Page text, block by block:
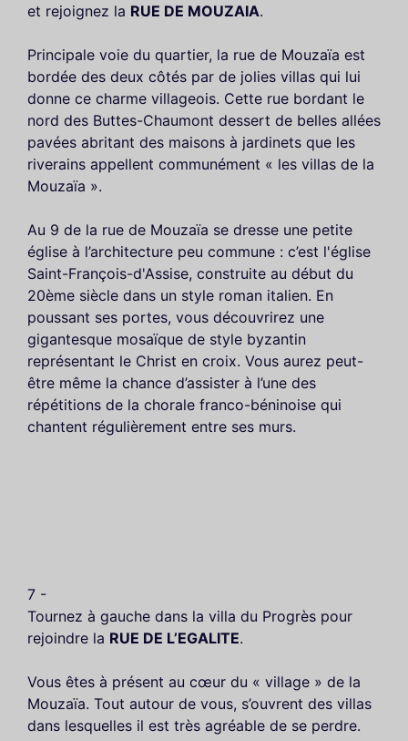
et rejoignez la RUE DE MOUZAIA.
Principale voie du quartier, la rue de Mouzaïa est
bordée des deux côtés par de jolies villas qui lui
donne ce charme villageois. Cette rue bordant le
nord des Buttes-Chaumont dessert de belles allées
pavées abritant des maisons à jardinets que les
riverains appellent communément « les villas de la
Mouzaïa ».
Au 9 de la rue de Mouzaïa se dresse une petite
église à l’architecture peu commune : c’est l'église
Saint-François-d'Assise, construite au début du
20ème siècle dans un style roman italien. En
poussant ses portes, vous découvrirez une
gigantesque mosaïque de style byzantin
représentant le Christ en croix. Vous aurez peut-
être même la chance d’assister à l’une des
répétitions de la chorale franco-béninoise qui
chantent régulièrement entre ses murs.
7 -
Tournez à gauche dans la villa du Progrès pour
rejoindre la RUE DE L’EGALITE.
Vous êtes à présent au cœur du « village » de la
Mouzaïa. Tout autour de vous, s’ouvrent des villas
dans lesquelles il est très agréable de se perdre.